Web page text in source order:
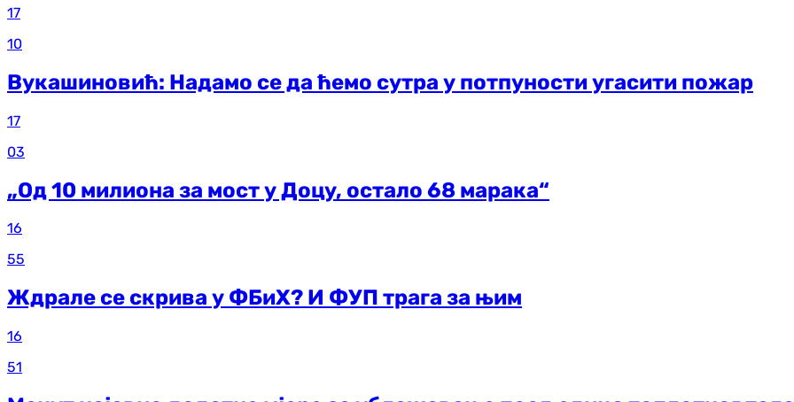
17
10
Вукашиновић: Надамо се да ћемо сутра у потпуности угасити пожар
17
03
„Од 10 милиона за мост у Доцу, остало 68 марака“
16
55
Ждрале се скрива у ФБиХ? И ФУП трага за њим
16
51